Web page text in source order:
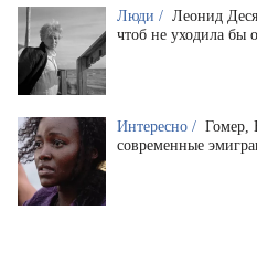
Люди / Леонид
чтоб не уходила бы
Интересно / Гомер,
современные